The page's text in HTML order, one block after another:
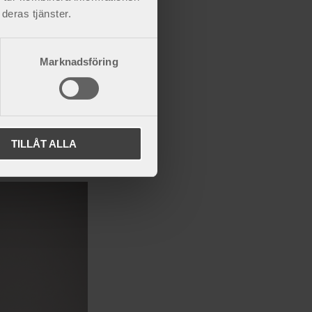
tjänster.
Marknadsföring
TILLÅT ALLA
justering, användning
ortosen provas ut och